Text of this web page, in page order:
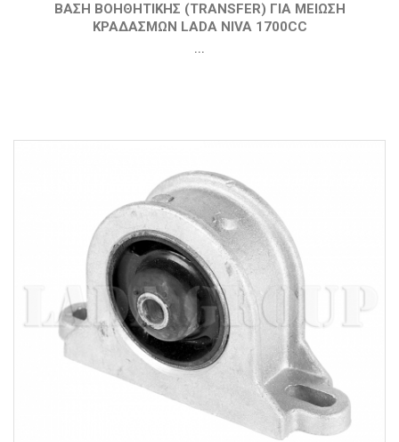
ΒΆΣΗ ΒΟΗΘΗΤΙΚΉΣ (TRANSFER) ΓΙΑ ΜΕΊΩΣΗ
ΚΡΑΔΑΣΜΏΝ LADA NIVA 1700CC
...